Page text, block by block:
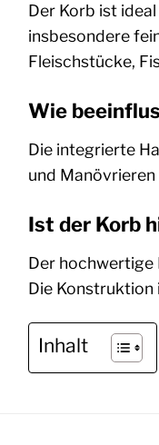
Der Korb ist
insbesondere
Fleischstücke,
Wie
Die integrierte
und
Ist der Korb
Der hochwertige
Die Konstruktion
Inhalt